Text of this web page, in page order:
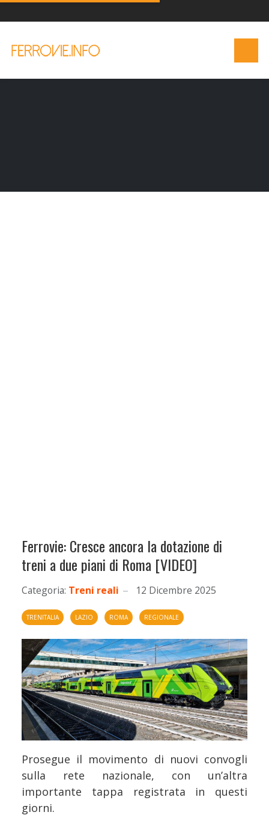
Ferrovie: Cresce ancora la dotazione di
treni a due piani di Roma [VIDEO]
Categoria: Treni reali 12 Dicembre 2025
TRENITALIA LAZIO ROMA REGIONALE
Prosegue il movimento di nuovi convogli
sulla rete nazionale, con un’altra
importante tappa registrata in questi
giorni.